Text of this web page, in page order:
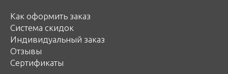
Как оформить заказ
Система скидок
Индивидуальный заказ
Отзывы
Сертификаты